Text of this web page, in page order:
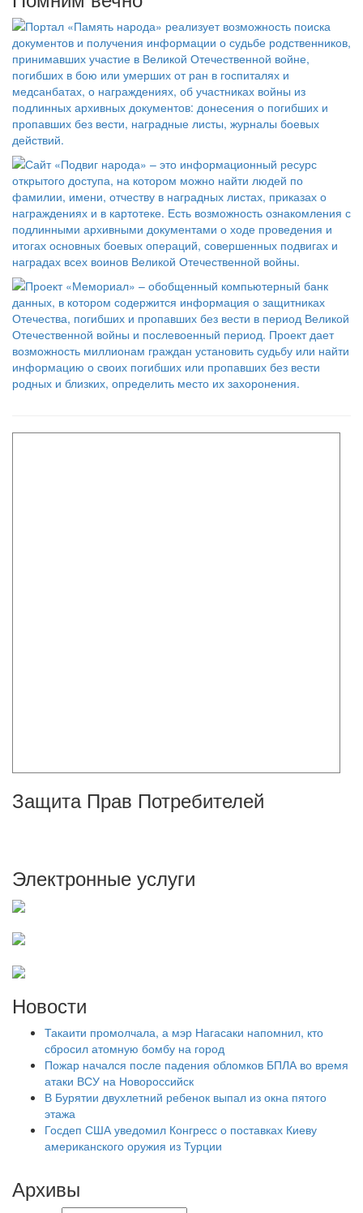
Защита Прав Потребителей
Электронные услуги
Новости
Такаити промолчала, а мэр Нагасаки напомнил, кто
сбросил атомную бомбу на город
Пожар начался после падения обломков БПЛА во время
атаки ВСУ на Новороссийск
В Бурятии двухлетний ребенок выпал из окна пятого
этажа
Госдеп США уведомил Конгресс о поставках Киеву
американского оружия из Турции
Архивы